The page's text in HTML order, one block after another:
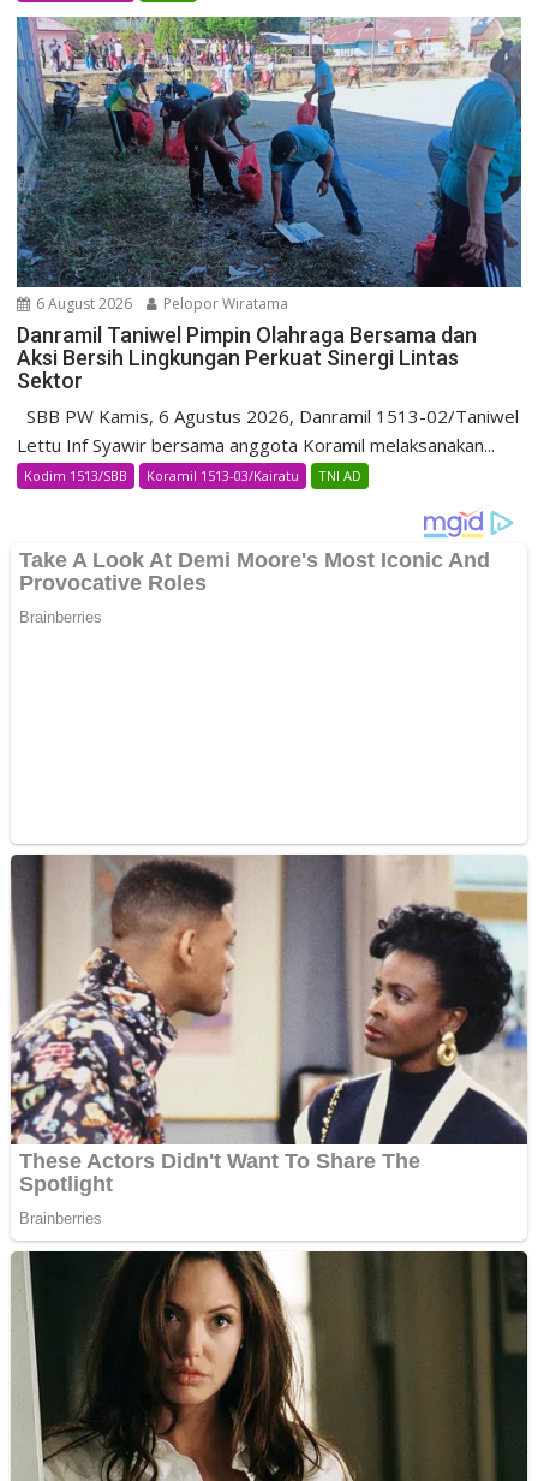
6 August 2026 Pelopor Wiratama
Danramil Taniwel Pimpin Olahraga Bersama dan
Aksi Bersih Lingkungan Perkuat Sinergi Lintas
Sektor
SBB PW Kamis, 6 Agustus 2026, Danramil 1513-02/Taniwel
Lettu Inf Syawir bersama anggota Koramil melaksanakan...
Kodim 1513/SBB Koramil 1513-03/Kairatu TNI AD